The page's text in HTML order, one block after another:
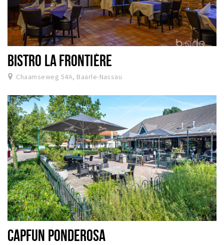
BISTRO LA FRONTIÈRE
Chaamseweg 54A, Baarle-Nassau
CAPFUN PONDEROSA